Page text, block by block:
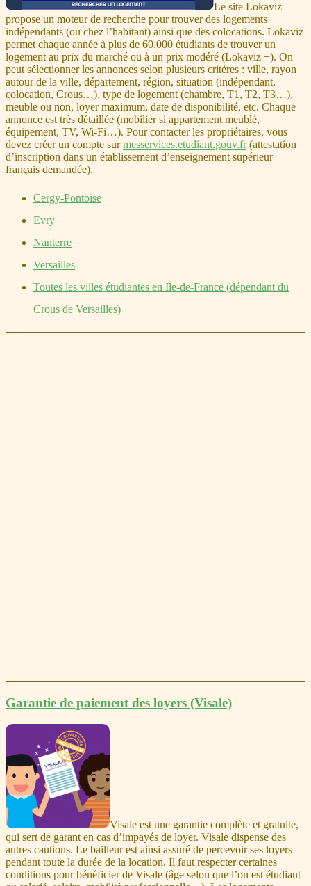
Le site Lokaviz
propose un moteur de recherche pour trouver des logements
indépendants (ou chez l’habitant) ainsi que des colocations. Lokaviz
permet chaque année à plus de 60.000 étudiants de trouver un
logement au prix du marché ou à un prix modéré (Lokaviz +). On
peut sélectionner les annonces selon plusieurs critères : ville, rayon
autour de la ville, département, région, situation (indépendant,
colocation, Crous…), type de logement (chambre, T1, T2, T3…),
meuble ou non, loyer maximum, date de disponibilité, etc. Chaque
annonce est très détaillée (mobilier si appartement meublé,
équipement, TV, Wi-Fi…). Pour contacter les propriétaires, vous
devez créer un compte surmesservices.etudiant.gouv.fr(attestation
d’inscription dans un établissement d’enseignement supérieur
français demandée).
Cergy-Pontoise
Evry
Nanterre
Versailles
Toutes les villes étudiantes en Ile-de-France (dépendant du
Crous de Versailles)
Garantie de paiement des loyers (Visale)
Visale est une garantie complète et gratuite,
qui sert de garant en cas d’impayés de loyer. Visale dispense des
autres cautions. Le bailleur est ainsi assuré de percevoir ses loyers
pendant toute la durée de la location. Il faut respecter certaines
conditions pour bénéficier de Visale (âge selon que l’on est étudiant